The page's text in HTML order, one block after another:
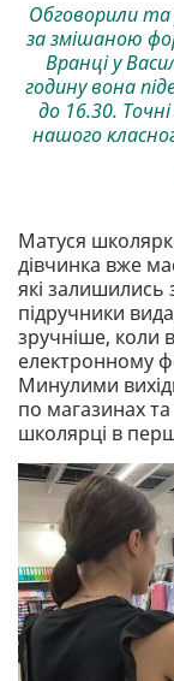
Обговорили та
за змішаною
Вранці у
годину вона
до 16.30.
нашого
Матуся
дівчинка вже
які залишились
підручники
зручніше, коли
електронному
Минулими
по магазинах
школярці в